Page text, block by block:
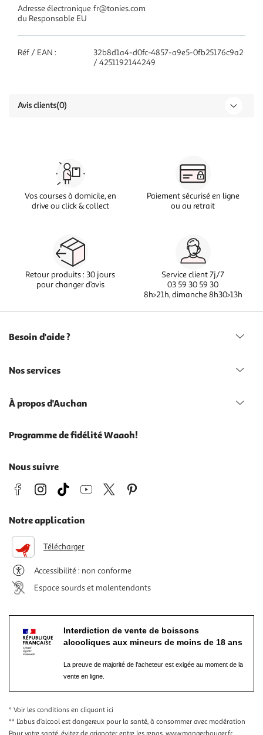
Adresse électronique
du Responsable EU
fr@tonies.com
Réf / EAN :
32b8d1a4-d0fc-4857-a9e5-0fb25176c9a2
/ 4251192144249
Avis clients(0)
Vos courses à domicile, en
drive ou click & collect
Paiement sécurisé en ligne
ou au retrait
Retour produits : 30 jours
pour changer d’avis
Service client 7j/7
03 59 30 59 30
8h>21h, dimanche 8h30>13h
Besoin d'aide ?
Nos services
À propos d'Auchan
Programme de fidélité Waaoh!
Nous suivre
Notre application
Télécharger
Accessibilité : non conforme
Espace sourds et malentendants
Interdiction de vente de boissons
alcooliques aux mineurs de moins de 18 ans
La preuve de majorité de l'acheteur est exigée au moment de la
vente en ligne.
* Voir les conditions en cliquant ici
** L’abus d’alcool est dangereux pour la santé, à consommer avec modération